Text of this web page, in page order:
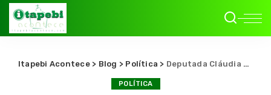
Itapebi Acontece> Blog > Política > Deputada Cláudia Oliveira assume comando da defesa dos direitos das mulheres na Assembleia Legislativa
POLÍTICA